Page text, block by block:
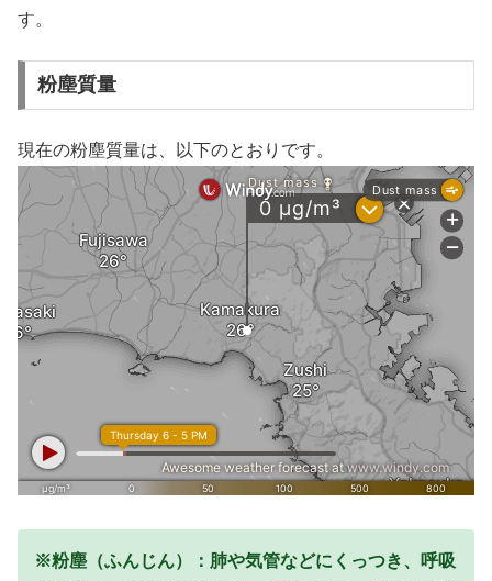
す。
粉塵質量
現在の粉塵質量は、以下のとおりです。
※粉塵（ふんじん）：肺や気管などにくっつき、呼吸